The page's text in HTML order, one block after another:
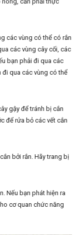
các vùng có thể có rắn
các vùng cây cối, các
bạn phải đi qua các
đi qua các vùng có thể
gậy để tránh bị cắn
để rửa bỏ các vết cắn
bởi rắn. Hãy trang bị
Nếu bạn phát hiện ra
cơ quan chức năng